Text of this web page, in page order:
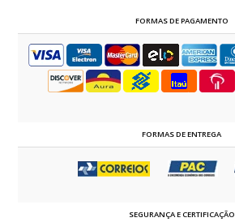
FORMAS DE PAGAMENTO
FORMAS DE ENTREGA
SEGURANÇA E CERTIFICAÇÃO